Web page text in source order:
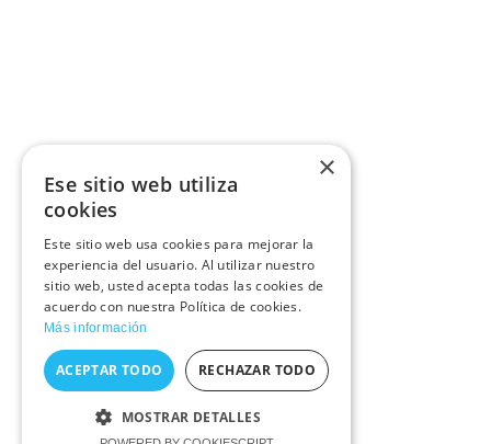
×
Ese sitio web utiliza
cookies
Este sitio web usa cookies para mejorar la
experiencia del usuario. Al utilizar nuestro
sitio web, usted acepta todas las cookies de
acuerdo con nuestra Política de cookies.
Más información
ACEPTAR TODO RECHAZAR TODO
MOSTRAR DETALLES